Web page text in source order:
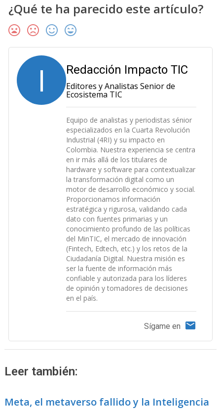
¿Qué te ha parecido este artículo?
I Redacción Impacto TIC
Editores y Analistas Senior de
Ecosistema TIC
Equipo de analistas y periodistas sénior
especializados en la Cuarta Revolución
Industrial (4RI) y su impacto en
Colombia. Nuestra experiencia se centra
en ir más allá de los titulares de
hardware y software para contextualizar
la transformación digital como un
motor de desarrollo económico y social.
Proporcionamos información
estratégica y rigurosa, validando cada
dato con fuentes primarias y un
conocimiento profundo de las políticas
del MinTIC, el mercado de innovación
(Fintech, Edtech, etc.) y los retos de la
Ciudadanía Digital. Nuestra misión es
ser la fuente de información más
confiable y autorizada para los líderes
de opinión y tomadores de decisiones
en el país.
Sígame en
Leer también:
Meta, el metaverso fallido y la Inteligencia